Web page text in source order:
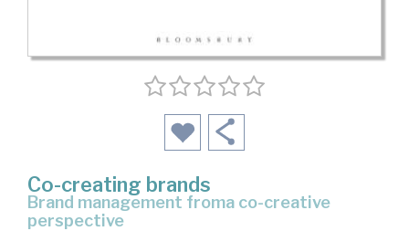
Co-creating brands
brand management froma co-creative
perspective